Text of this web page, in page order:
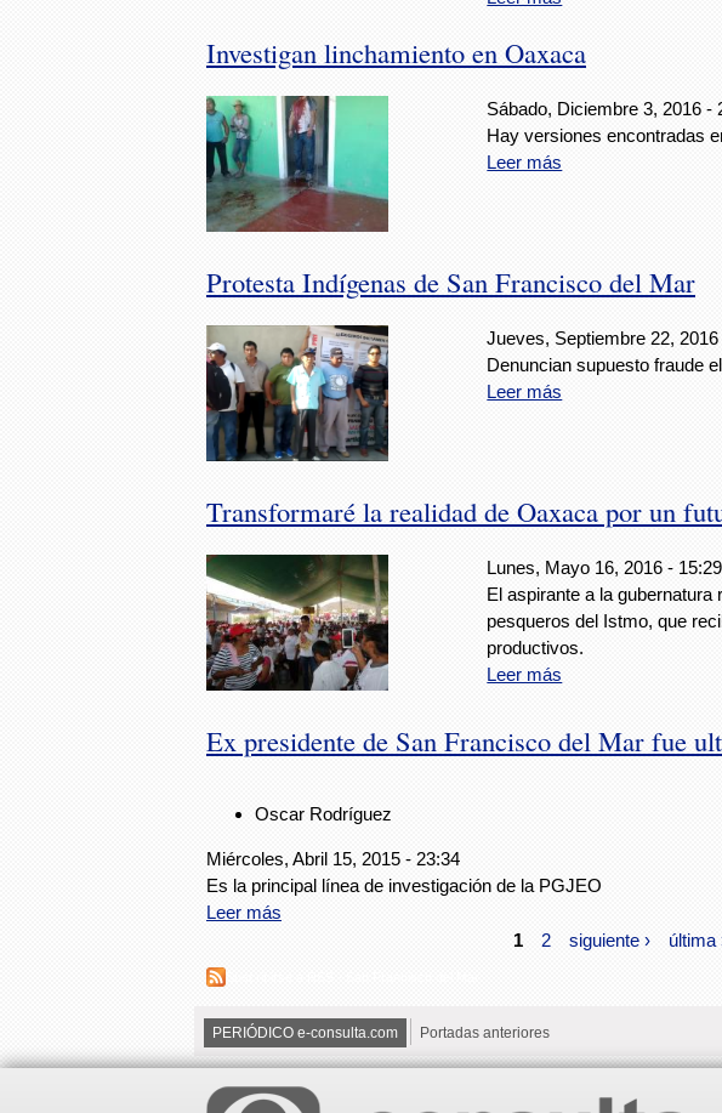
Investigan linchamiento en Oaxaca
Sábado, Diciembre 3, 2016 -
Hay versiones encontradas
Leer más
Protesta Indígenas de San Francisco del Mar
Jueves, Septiembre 22,
Denuncian supuesto fraude
Leer más
Transformaré la realidad de Oaxaca por un
Lunes, Mayo 16, 2016 - 15:29
El aspirante a la
pesqueros del Istmo, que
productivos.
Leer más
Ex presidente de San Francisco del Mar fue
Oscar Rodríguez
Miércoles, Abril 15, 2015 - 23:34
Es la principal línea de investigación de la PGJEO
Leer más
1
2 siguiente › última
PERIÓDICO e-consulta.com Portadas anteriores